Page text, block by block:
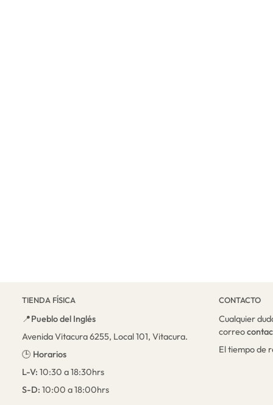
TIENDA FÍSICA
📍Pueblo del Inglés
Avenida Vitacura 6255, Local 101, Vitacura.
🕒 Horarios
L-V: 10:30 a 18:30hrs
S-D: 10:00 a 18:00hrs
CONTACTO
Cualquier
correo
El tiempo de